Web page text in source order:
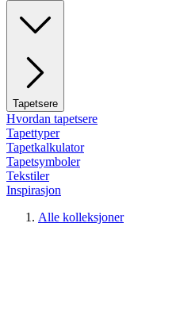
Tapetsere
Hvordan tapetsere
Tapettyper
Tapetkalkulator
Tapetsymboler
Tekstiler
Inspirasjon
Alle kolleksjoner